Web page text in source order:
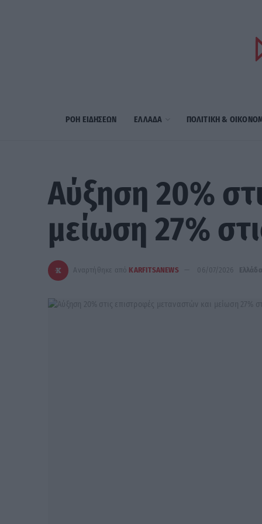
ΡΟΗ ΕΙΔΗΣΕΩΝ ΕΛΛΑΔΑ ΠΟΛΙΤΙΚΗ &
Αύξηση 20%
μείωση 27%
Αναρτήθηκε από KARFITSANEWS 06/07/2026 Ελλάδα